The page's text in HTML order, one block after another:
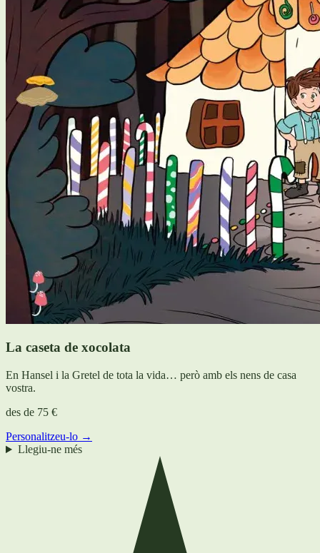
La caseta de xocolata
En Hansel i la Gretel de tota la vida… però amb els nens de casa
vostra.
des de 75 €
Personalitzeu-lo →
Llegiu-ne més